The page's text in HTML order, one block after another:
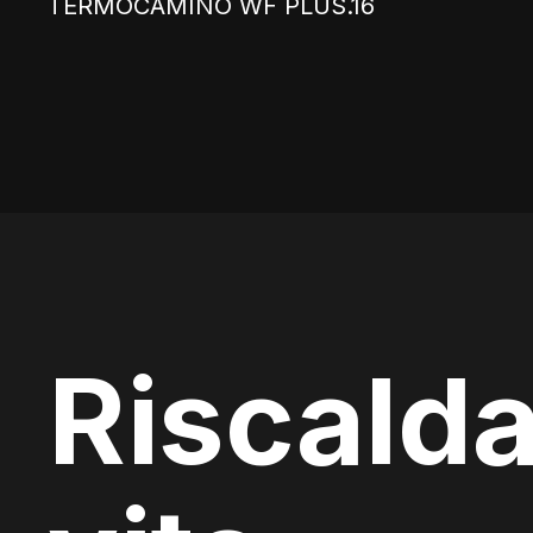
TERMOCAMINO WF PLUS.16